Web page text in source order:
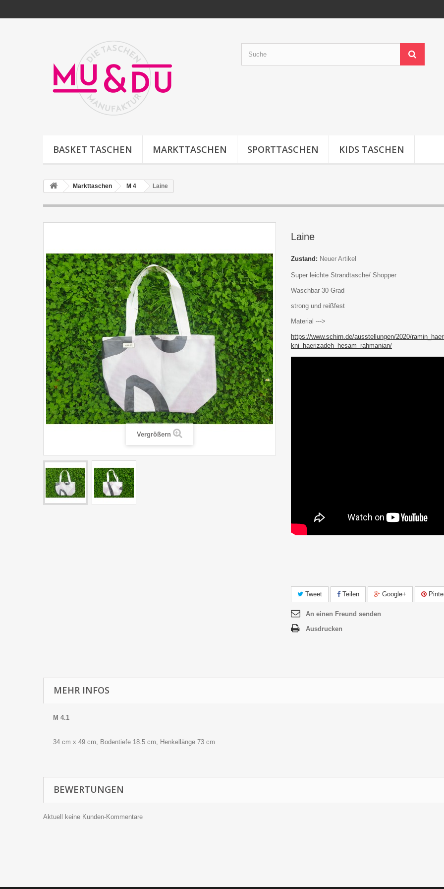
BASKET TASCHEN MARKTTASCHEN SPORTTASCHEN KIDS TASCHEN
Markttaschen M 4 Laine
Vergrößern
Laine
Zustand: Neuer Artikel
Super leichte Strandtasche/ Shopper
Waschbar 30 Grad
strong und reißfest
Material --->
https://www.schirn.de/ausstellungen/2020/
kni_haerizadeh_hesam_rahmanian/
Tweet Teilen Google+
An einen Freund senden
Ausdrucken
MEHR INFOS
M 4.1
34 cm x 49 cm, Bodentiefe 18.5 cm, Henkellänge 73 cm
BEWERTUNGEN
Aktuell keine Kunden-Kommentare